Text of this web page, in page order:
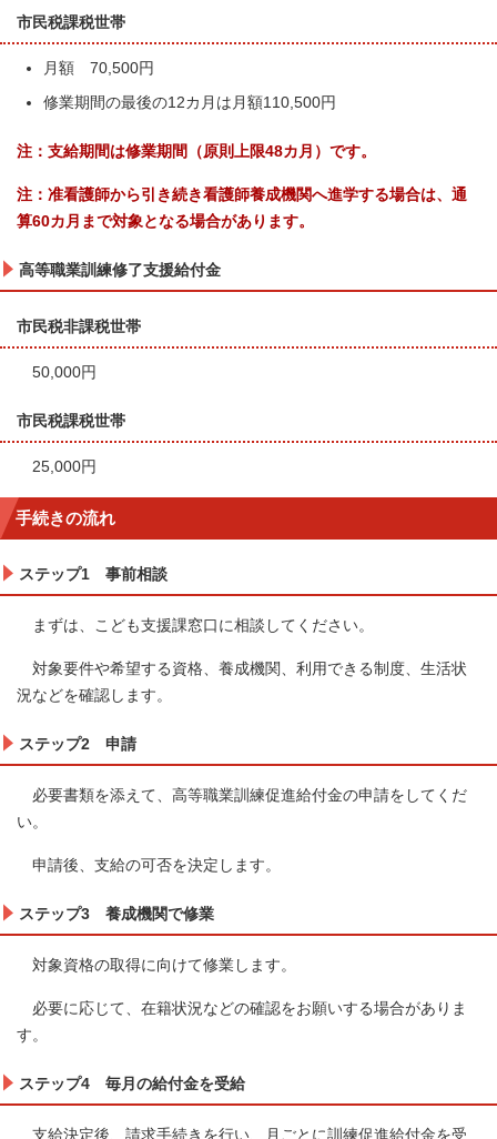
市民税課税世帯
月額 70,500円
修業期間の最後の12カ月は月額110,500円
注：支給期間は修業期間（原則上限48カ月）です。
注：准看護師から引き続き看護師養成機関へ進学する場合は、通
算60カ月まで対象となる場合があります。
高等職業訓練修了支援給付金
市民税非課税世帯
50,000円
市民税課税世帯
25,000円
手続きの流れ
ステップ1 事前相談
まずは、こども支援課窓口に相談してください。
対象要件や希望する資格、養成機関、利用できる制度、生活状
況などを確認します。
ステップ2 申請
必要書類を添えて、高等職業訓練促進給付金の申請をしてくだ
い。
申請後、支給の可否を決定します。
ステップ3 養成機関で修業
対象資格の取得に向けて修業します。
必要に応じて、在籍状況などの確認をお願いする場合がありま
す。
ステップ4 毎月の給付金を受給
支給決定後、請求手続きを行い、月ごとに訓練促進給付金を受